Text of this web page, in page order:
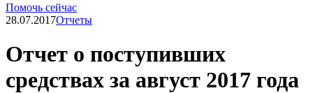
Помочь сейчас
28.07.2017Отчеты
Отчет о поступивших
средствах за август 2017 года